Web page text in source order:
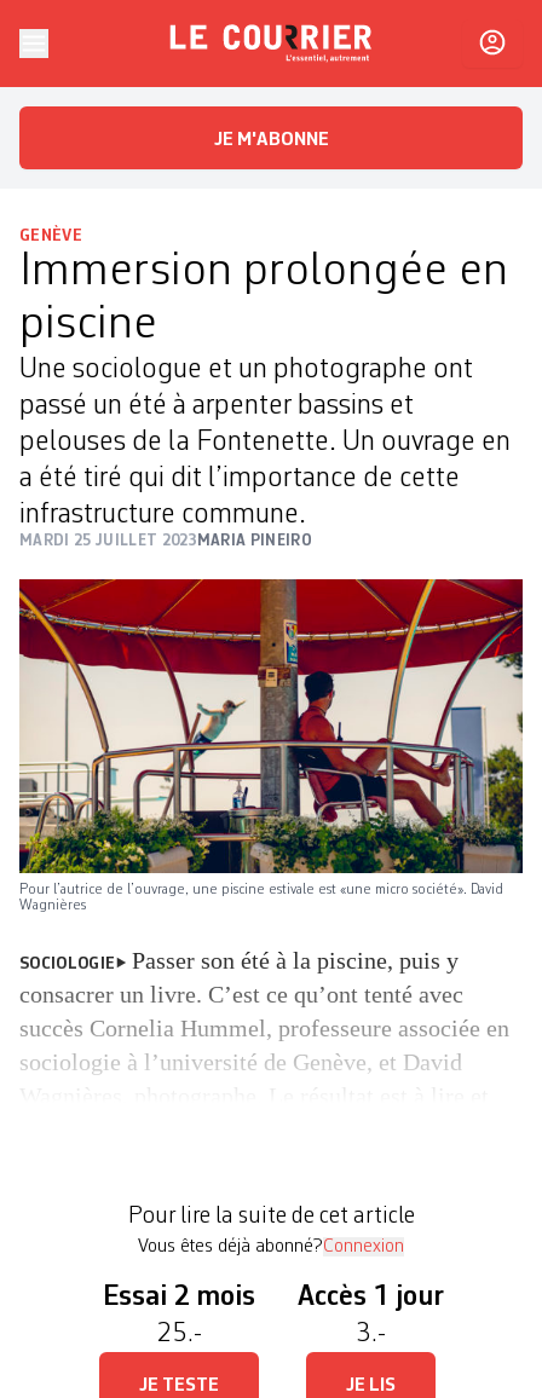
Le CourrierL'essentiel, autrement
JE M'ABONNE
GENÈVE
Immersion prolongée en
piscine
Une sociologue et un photographe ont
passé un été à arpenter bassins et
pelouses de la Fontenette. Un ouvrage en
a été tiré qui dit l’importance de cette
infrastructure commune.
MARDI 25 JUILLET 2023 MARIA PINEIRO
Pour l’autrice de l’ouvrage, une piscine estivale est «une micro société». David
Wagnières
SOCIOLOGIE
Passer son été à la piscine, puis y
consacrer un livre. C’est ce qu’ont tenté avec
succès Cornelia Hummel, professeure associée en
sociologie à l’université de Genève, et David
Pour lire la suite de cet article
Vous êtes déjà abonné?Connexion
Essai 2 mois
25.-
JE TESTE
Accès 1 jour
3.-
JE LIS